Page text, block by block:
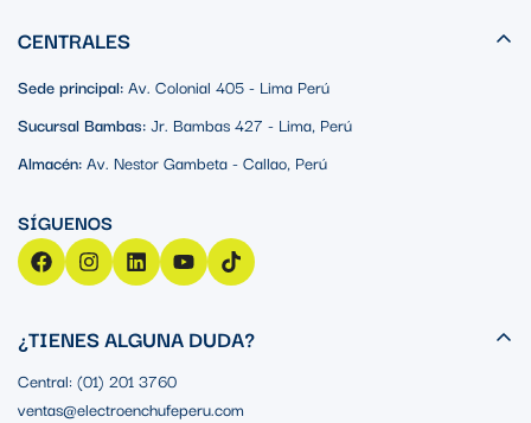
CENTRALES
Sede principal:Av. Colonial 405 - Lima Perú
Sucursal Bambas:Jr. Bambas 427 - Lima, Perú
Almacén:Av. Nestor Gambeta - Callao, Perú
¿TIENES ALGUNA DUDA?
Central: (01) 201 3760
ventas@electroenchufeperu.com